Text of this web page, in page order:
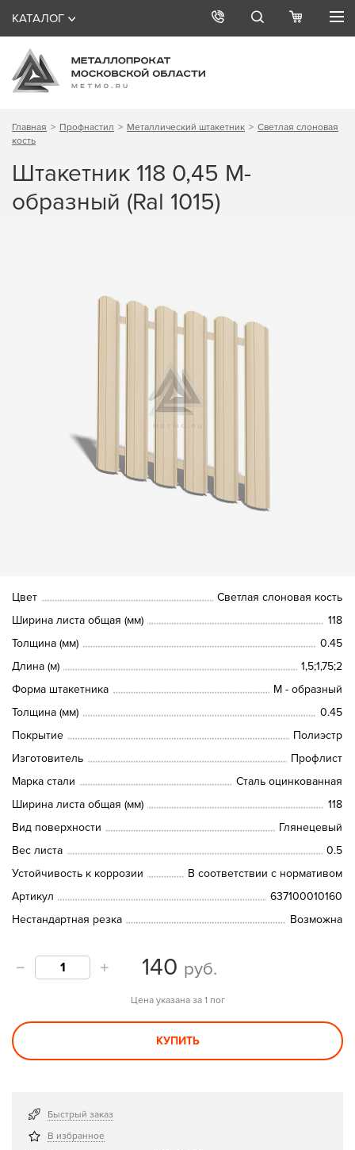
КАТАЛОГ
Главная Профнастил Металлический штакетник
Светлая слоновая
кость
Штакетник 118 0,45 М-
образный (Ral 1015)
Цвет
Светлая слоновая кость
Ширина листа общая (мм)
118
Толщина (мм)
0.45
Длина (м)
1,5;1,75;2
Форма штакетника
М - образный
Толщина (мм)
0.45
Покрытие
Полиэстр
Изготовитель
Профлист
Марка стали
Сталь оцинкованная
Ширина листа общая (мм)
118
Вид поверхности
Глянецевый
Вес листа
0.5
Устойчивость к коррозии
В соответствии с нормативом
Артикул
637100010160
Нестандартная резка
Возможна
140 руб.
Цена указана за 1 пог
КУПИТЬ
Быстрый заказ
В избранное